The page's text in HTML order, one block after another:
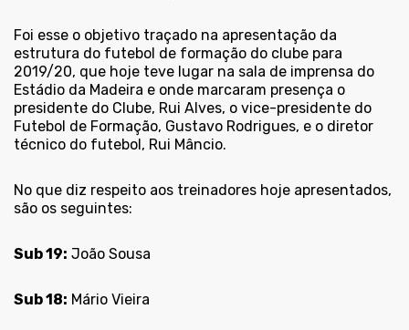
Foi esse o objetivo traçado na apresentação da
estrutura do futebol de formação do clube para
2019/20, que hoje teve lugar na sala de imprensa do
Estádio da Madeira e onde marcaram presença o
presidente do Clube, Rui Alves, o vice-presidente do
Futebol de Formação, Gustavo Rodrigues, e o diretor
técnico do futebol, Rui Mâncio.
No que diz respeito aos treinadores hoje apresentados,
são os seguintes:
Sub 19: João Sousa
Sub 18: Mário Vieira